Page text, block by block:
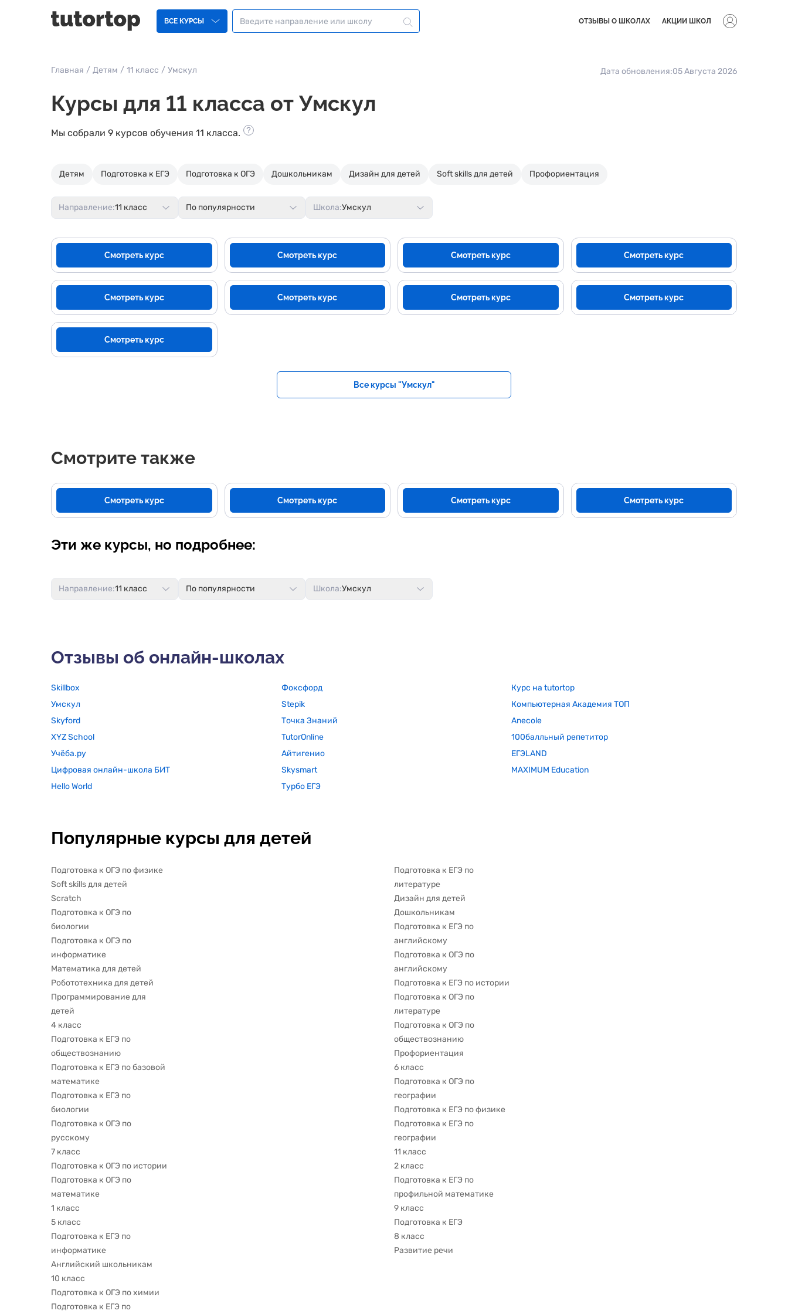
ВСЕ КУРСЫ ОТЗЫВЫ О ШКОЛАХ АКЦИИ ШКОЛ
Главная / Детям / 11 класс / Умскул Дата обновления:05 Августа 2026
Курсы для 11 класса от Умскул
Мы собрали 9 курсов обучения 11 класса.
Детям Подготовка к ЕГЭ Подготовка к ОГЭ Дошкольникам Дизайн для детей Soft skills для детей Профориентация
Школа:Умскул
По популярности
Направление:11 класс
Смотреть курс Смотреть курс Смотреть курс Смотреть курс
Смотреть курс Смотреть курс Смотреть курс Смотреть курс
Смотреть курс
Все курсы "Умскул"
Смотрите также
Смотреть курс Смотреть курс Смотреть курс Смотреть курс
Эти же курсы, но подробнее:
Направление:11 класс По популярности Школа:Умскул
Отзывы об онлайн-школах
Skillbox Фоксфорд
Курс на tutortop
Умскул
Stepik
Компьютерная Академия ТОП
Skyford
Точка Знаний
Anecole
XYZ School
TutorOnline
100балльный репетитор
Учёба.ру
Айтигенио
ЕГЭLAND
Цифровая онлайн-школа БИТ
Skysmart
MAXIMUM Education
Hello World
Турбо ЕГЭ
Популярные курсы для детей
Подготовка к ОГЭ по физике
Soft skills для детей
Scratch
Подготовка к ОГЭ по
биологии
Подготовка к ОГЭ по
информатике
Математика для детей
Робототехника для детей
Программирование для
детей
4 класс
Подготовка к ЕГЭ по
обществознанию
Подготовка к ЕГЭ по базовой
математике
Подготовка к ЕГЭ по
биологии
Подготовка к ОГЭ по
русскому
7 класс
Подготовка к ОГЭ по истории
Подготовка к ОГЭ по
математике
1 класс
5 класс
Подготовка к ЕГЭ по
информатике
Английский школьникам
10 класс
Подготовка к ОГЭ по химии
Подготовка к ЕГЭ по
Подготовка к ЕГЭ по
литературе
Дизайн для детей
Дошкольникам
Подготовка к ЕГЭ по
английскому
Подготовка к ОГЭ по
английскому
Подготовка к ЕГЭ по истории
Подготовка к ОГЭ по
литературе
Подготовка к ОГЭ по
обществознанию
Профориентация
6 класс
Подготовка к ОГЭ по
географии
Подготовка к ЕГЭ по физике
Подготовка к ЕГЭ по
географии
11 класс
2 класс
Подготовка к ЕГЭ по
профильной математике
9 класс
Подготовка к ЕГЭ
8 класс
Развитие речи